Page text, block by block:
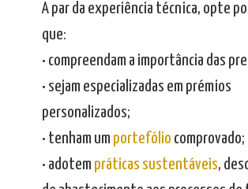
A par da experiência técnica, opte
que:
• compreendam a importância das
• sejam especializadas em prémios
personalizados;
• tenham um portefólio comprovado;
• adotem práticas sustentáveis,